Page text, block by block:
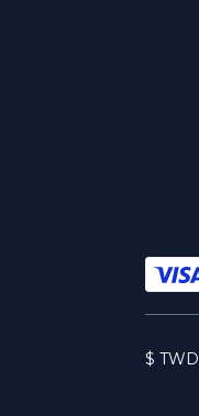
$ TWD